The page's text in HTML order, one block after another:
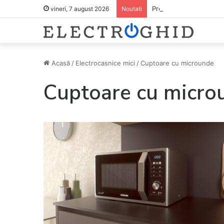
vineri, 7 august 2026 Noutati Pregătește lista
Acasă / Electrocasnice mici /Cuptoare cu microunde
Cuptoare cu